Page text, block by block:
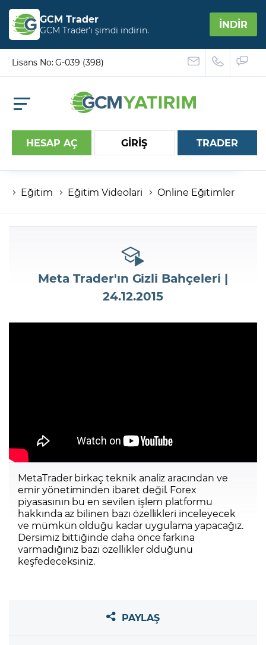
GCM Trader
GCM Trader’ı şimdi indirin. İNDİR
Lisans No: G-039 (398)
HESAP AÇ GİRİŞ
Hesap numaranız
Şifreniz
TRADER
Eğitim Eğitim Videolari Online Eğitimler
Meta Trader'ın Gizli Bahçeleri |
24.12.2015
MetaTrader birkaç teknik analiz aracından ve
emir yönetiminden ibaret değil. Forex
piyasasının bu en sevilen işlem platformu
hakkında az bilinen bazı özellikleri inceleyecek
ve mümkün olduğu kadar uygulama yapacağız.
Dersimiz bittiğinde daha önce farkına
varmadığınız bazı özellikler olduğunu
keşfedeceksiniz.
PAYLAŞ